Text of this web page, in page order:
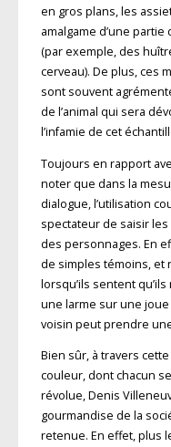
en gros plans, les
amalgame d’une
(par exemple, des
cerveau). De plus, ces
sont souvent
de l’animal qui sera
l’infamie de cet
Toujours en rapport
noter que dans la
dialogue, l’utilisation
spectateur de saisir
des personnages. En
de simples témoins, et
lorsqu’ils sentent
une larme sur une
voisin peut prendre
Bien sûr, à travers
couleur, dont chacun
révolue, Denis
gourmandise de la
retenue. En effet, plus